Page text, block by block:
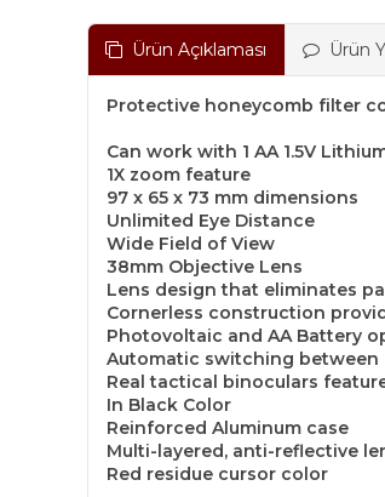
Ürün Açıklaması Ürün
Protective honeycomb filter
Can work with 1 AA 1.5V
1X zoom feature
97 x 65 x 73 mm dimensions
Unlimited Eye Distance
Wide Field of View
38mm Objective Lens
Lens design that eliminates
Cornerless construction
Photovoltaic and AA Battery
Automatic switching between
Real tactical binoculars
In Black Color
Reinforced Aluminum case
Multi-layered, anti-reflective
Red residue cursor color